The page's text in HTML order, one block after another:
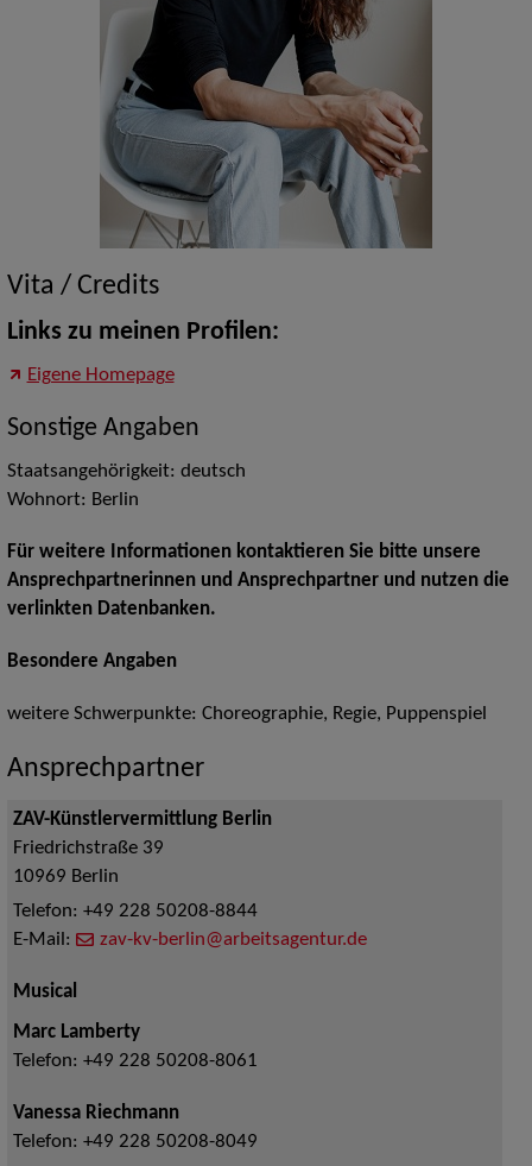
Vita / Credits
Links zu meinen Profilen:
Eigene Homepage
Sonstige Angaben
Staatsangehörigkeit: deutsch
Wohnort: Berlin
Für weitere Informationen kontaktieren Sie bitte unsere
Ansprechpartnerinnen und Ansprechpartner und nutzen die
verlinkten Datenbanken.
Besondere Angaben
weitere Schwerpunkte: Choreographie, Regie, Puppenspiel
Ansprechpartner
ZAV-Künstlervermittlung Berlin
Friedrichstraße 39
10969 Berlin
Telefon: +49 228 50208-8844
E-Mail:
zav-kv-berlin@arbeitsagentur.de
Musical
Marc Lamberty
Telefon: +49 228 50208-8061
Vanessa Riechmann
Telefon: +49 228 50208-8049